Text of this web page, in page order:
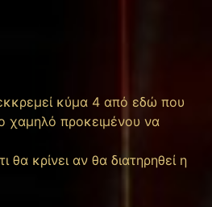
κύμα 4 από εδώ που
χαμηλό προκειμένου να
θα κρίνει αν θα διατηρηθεί η